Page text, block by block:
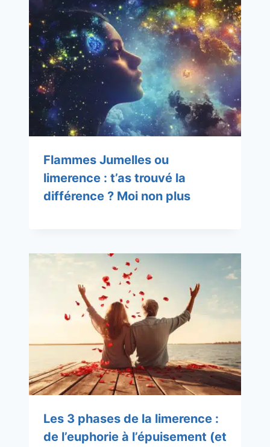
Flammes Jumelles ou
limerence : t’as trouvé la
différence ? Moi non plus
Les 3 phases de la limerence :
de l’euphorie à l’épuisement (et